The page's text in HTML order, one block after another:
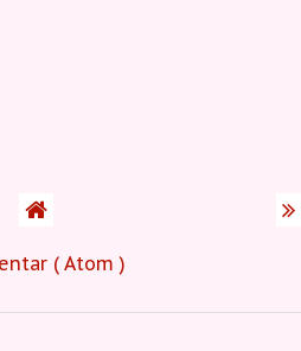
( Atom )